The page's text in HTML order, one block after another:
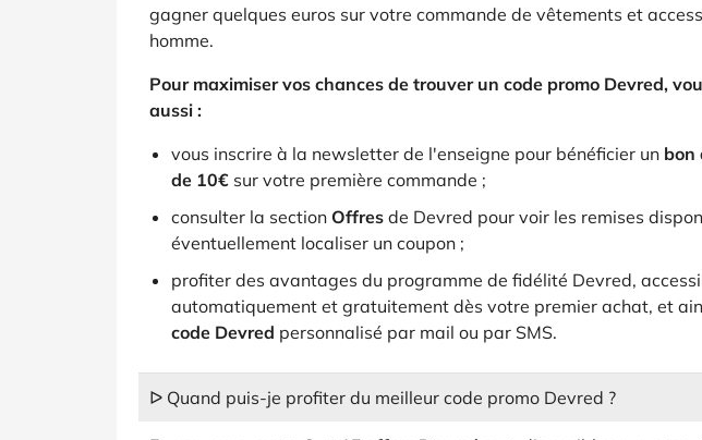
gagner quelques euros sur votre commande de vêtements et
homme.
Pour maximiser vos chances de trouver un code promo Devred,
aussi :
vous inscrire à la newsletter de l'enseigne pour bénéficier un bon
de 10€ sur votre première commande ;
consulter la section Offres de Devred pour voir les remises
éventuellement localiser un coupon ;
profiter des avantages du programme de fidélité Devred,
automatiquement et gratuitement dès votre premier achat, et
code Devred personnalisé par mail ou par SMS.
ᐅ Quand puis-je profiter du meilleur code promo Devred ?